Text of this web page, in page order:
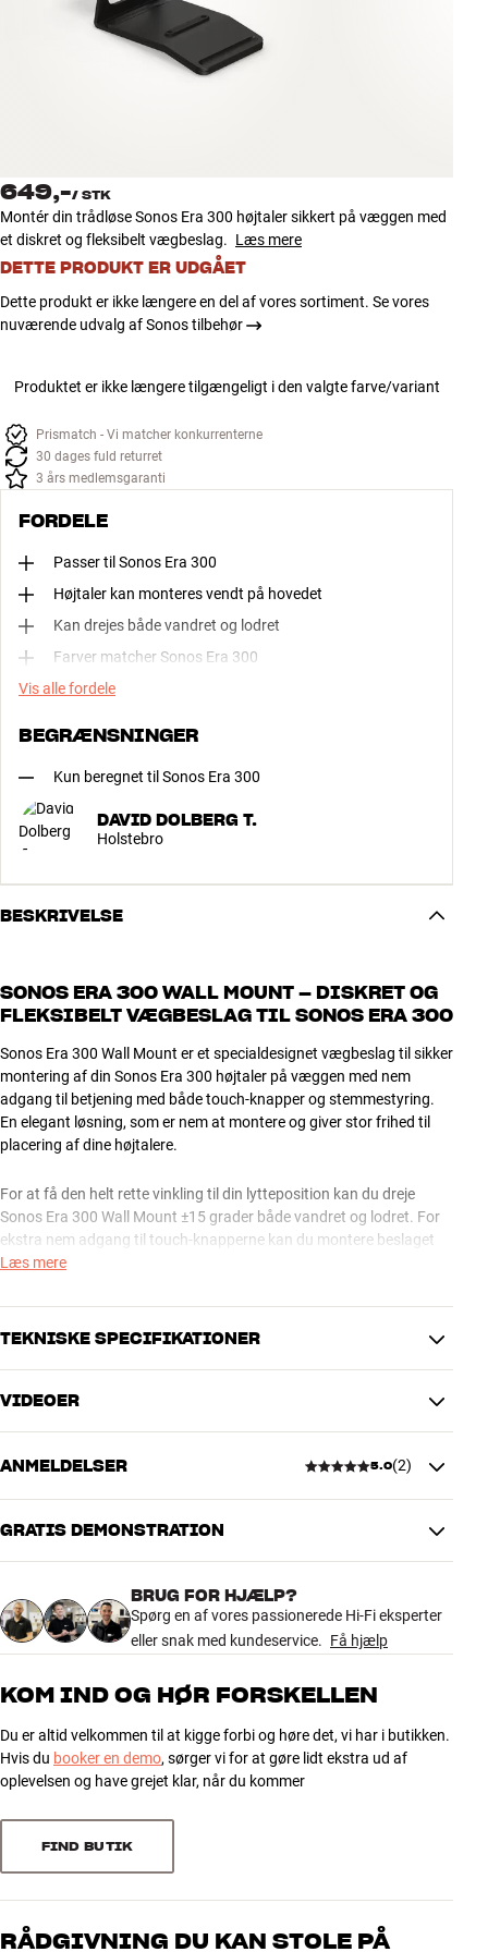
Tilbehør
INSPIRATION
TILBUD
Find Butik
Kundeservice
Byg med Lyd
649,-/ STK
Montér din trådløse Sonos Era 300 højtaler sikkert på væggen med
et diskret og fleksibelt vægbeslag. Læs mere
DETTE PRODUKT ER UDGÅET
Dette produkt er ikke længere en del af vores sortiment. Se vores
nuværende udvalg af Sonos tilbehør
Produktet er ikke længere tilgængeligt i den valgte farve/variant
Prismatch - Vi matcher konkurrenterne
30 dages fuld returret
3 års medlemsgaranti
FORDELE
Passer til Sonos Era 300
Højtaler kan monteres vendt på hovedet
Kan drejes både vandret og lodret
Farver matcher Sonos Era 300
Vis alle fordele
BEGRÆNSNINGER
Kun beregnet til Sonos Era 300
DAVID DOLBERG T.
Holstebro
BESKRIVELSE
SONOS ERA 300 WALL MOUNT – DISKRET OG
FLEKSIBELT VÆGBESLAG TIL SONOS ERA 300
Sonos Era 300 Wall Mount er et specialdesignet vægbeslag til sikker
montering af din Sonos Era 300 højtaler på væggen med nem
adgang til betjening med både touch-knapper og stemmestyring.
En elegant løsning, som er nem at montere og giver stor frihed til
placering af dine højtalere.
For at få den helt rette vinkling til din lytteposition kan du dreje
Sonos Era 300 Wall Mount ±15 grader både vandret og lodret. For
ekstra nem adgang til touch-knapperne kan du montere beslaget
på hovedet, så højtaleren vender nedad, for eksempel ved høj
påvirke Atmos-effekten.
Mere fra Sonos
Læs mere
TEKNISKE SPECIFIKATIONER
YDELSE
Vandret drejbar
Vægt (kg)
0,74
Vægt emballage (kg)
1,18
22 x 13 x 17 cm (bredde x højde x
GENERELLE EGENSKABER
Vægbeslag til Sonos Era 300
Kan monteres på hovedet for nemmere adgang til betjening
VIDEOER
ANMELDELSER 5.0(2)
5.0
2 anmeldelser
3 0
2
Sorter efter
GRATIS DEMONSTRATION
BRUG FOR HJÆLP?
Spørg en af vores passionerede Hi-Fi eksperter
eller snak med kundeservice. Få hjælp
KOM IND OG HØR FORSKELLEN
Du er altid velkommen til at kigge forbi og høre det, vi har i butikken.
Hvis du booker en demo, sørger vi for at gøre lidt ekstra ud af
oplevelsen og have grejet klar, når du kommer
FIND BUTIK
RÅDGIVNING DU KAN STOLE PÅ